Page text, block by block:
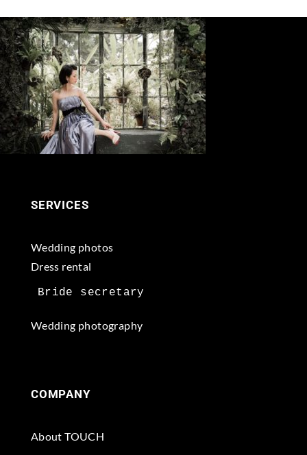
SERVICES
Wedding photos
Dress rental
Wedding photography
COMPANY
About TOUCH